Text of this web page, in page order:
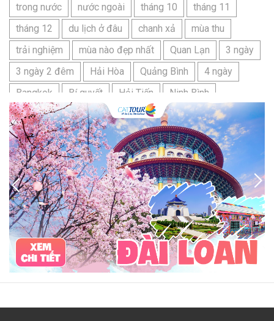
trong nước
nước ngoài tháng 10
tháng 11
tháng 12
du lịch ở đâu chanh xả
mùa thu
trải nghiệm
mùa nào đẹp nhất Quan Lạn
3 ngày
3 ngày 2 đêm
Hải Hòa Quảng Bình
4 ngày
Bangkok
Bí quyết Hải Tiến
Ninh Bình
Nhật Bản
du lịch sầm sơn cần chuẩn bị gì
bãi tắm sấm sơn
đặc sản sầm sơn
đặc sản du lịch sầm sơn
tour du lịch 3 ngày 2 đêm
hải sản
Đảo Lan Châu
Cẩm nang du lịch Của Lò
chợ Cửa Lò
tour du lịch Cửa Lò
địa điểm du lịch Cửa Lò
Cửa Lò ở đâu
Hạ Long
Đảo Hòn Ngư
Đảo Song Ngư ATM
mới nhất
cẩm nang du lịch sầm sơn
ô tô phượt
99k
buffet
lẩu Tuyển dụng
Nhân viên Visa
Cát Bà.
Cô Tô miền Bắc
miền Trung